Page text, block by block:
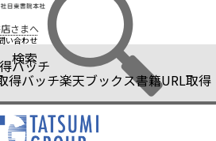
さまへ
い合わせ
検索
バッチ
得バッチ楽天ブックス書籍URL取得